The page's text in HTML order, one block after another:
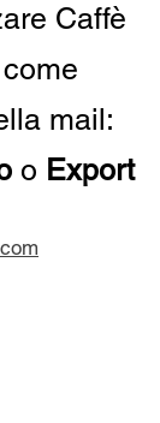
Caffè
mail:
o Export